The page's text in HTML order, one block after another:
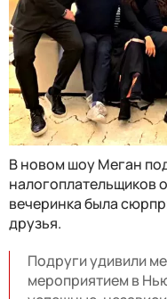
В новом шоу Меган
налогоплательщиков
вечеринка была
друзья.
Подруги удивили
мероприятием в